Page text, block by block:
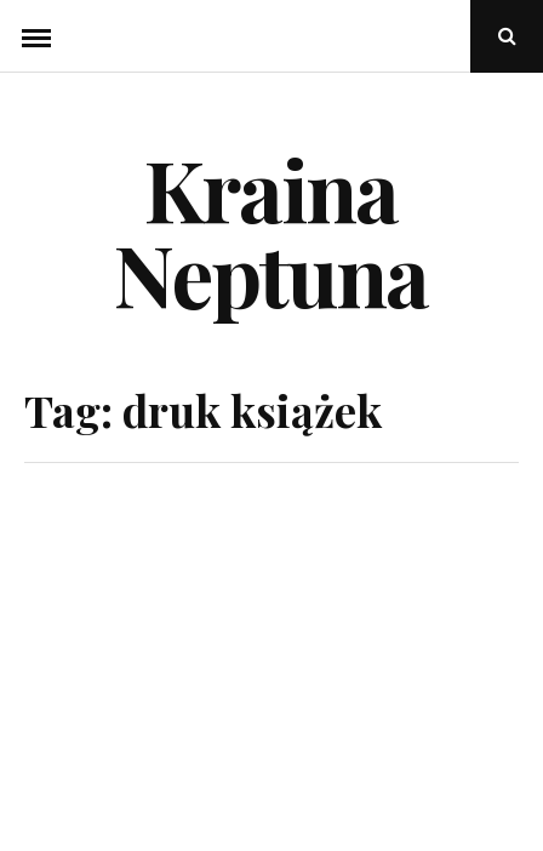
content
Open
Kraina
Neptuna
Tag: druk książek